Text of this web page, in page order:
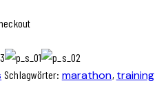
Schlagwörter: marathon, training